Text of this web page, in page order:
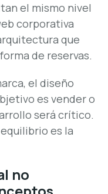
el mismo nivel
corporativa
que
de reservas.
el diseño
es vender o
será crítico.
es la
no